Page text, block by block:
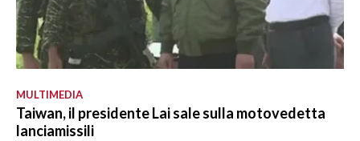
MULTIMEDIA
Taiwan, il presidente Lai sale sulla motovedetta
lanciamissili